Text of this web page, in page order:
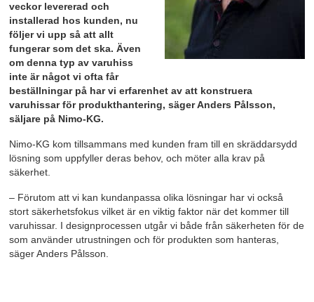
veckor levererad och
installerad hos kunden, nu
följer vi upp så att allt
fungerar som det ska. Även
om denna typ av varuhiss
inte är något vi ofta får
beställningar på har vi erfarenhet av att konstruera
varuhissar för produkthantering, säger Anders Pålsson,
säljare på Nimo-KG.
Nimo-KG kom tillsammans med kunden fram till en skräddarsydd
lösning som uppfyller deras behov, och möter alla krav på
säkerhet.
– Förutom att vi kan kundanpassa olika lösningar har vi också
stort säkerhetsfokus vilket är en viktig faktor när det kommer till
varuhissar. I designprocessen utgår vi både från säkerheten för de
som använder utrustningen och för produkten som hanteras,
säger Anders Pålsson.